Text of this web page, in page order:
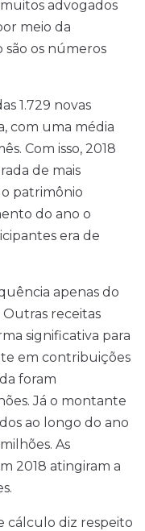
advogados
meio da
são os números
1.729 novas
com uma média
Com isso, 2018
de mais
patrimônio
do ano o
era de
apenas do
receitas
significativa para
em contribuições
foram
Já o montante
ao longo do ano
As
2018 atingiram a
cálculo diz respeito